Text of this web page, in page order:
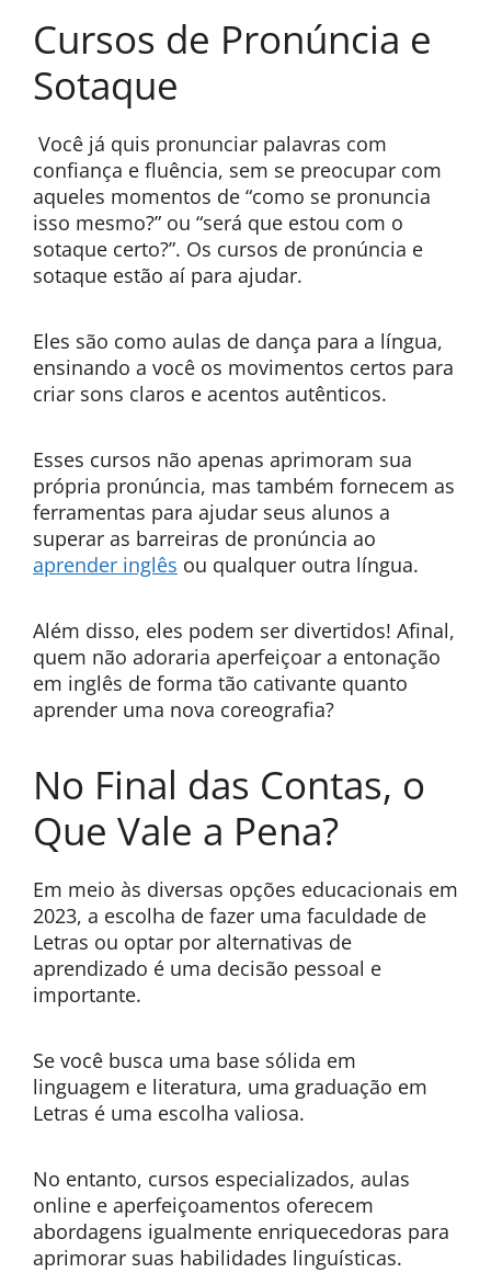
Cursos de Pronúncia e
Sotaque
Você já quis pronunciar palavras com
confiança e fluência, sem se preocupar com
aqueles momentos de “como se pronuncia
isso mesmo?” ou “será que estou com o
sotaque certo?”. Os cursos de pronúncia e
sotaque estão aí para ajudar.
Eles são como aulas de dança para a língua,
ensinando a você os movimentos certos para
criar sons claros e acentos autênticos.
Esses cursos não apenas aprimoram sua
própria pronúncia, mas também fornecem as
ferramentas para ajudar seus alunos a
superar as barreiras de pronúncia ao
aprender inglês ou qualquer outra língua.
Além disso, eles podem ser divertidos! Afinal,
quem não adoraria aperfeiçoar a entonação
em inglês de forma tão cativante quanto
aprender uma nova coreografia?
No Final das Contas, o
Que Vale a Pena?
Em meio às diversas opções educacionais em
2023, a escolha de fazer uma faculdade de
Letras ou optar por alternativas de
aprendizado é uma decisão pessoal e
importante.
Se você busca uma base sólida em
linguagem e literatura, uma graduação em
Letras é uma escolha valiosa.
No entanto, cursos especializados, aulas
online e aperfeiçoamentos oferecem
abordagens igualmente enriquecedoras para
aprimorar suas habilidades linguísticas.